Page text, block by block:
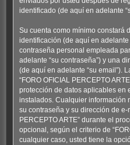
identificado (de aquí en adelante
Su cuenta como mínimo constará
identificación (de aquí en adelante
contraseña personal empleada
adelante “su contraseña”) y una
(de aquí en adelante “su email”).
“FORO OFICIAL PERCEPTO
protección de datos aplicables en
instalados. Cualquier información
su contraseña y su dirección de e-
PERCEPTO ARTE” durante el
opcional, según el criterio de
cualquier caso, usted tiene la